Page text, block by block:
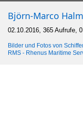
Björn-Marco
02.10.2016, 365 Aufrufe,
Bilder und Fotos von
RMS - Rhenus Maritime